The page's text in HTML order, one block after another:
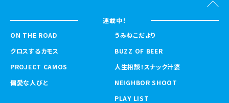
連載中！
ON THE ROAD
クロスするカモス
PROJECT CAMOS
偏愛な人びと
うみねこだより
BUZZ OF BEER
人生相談！スナック汁婆
NEIGHBOR SHOOT
PLAY LIST